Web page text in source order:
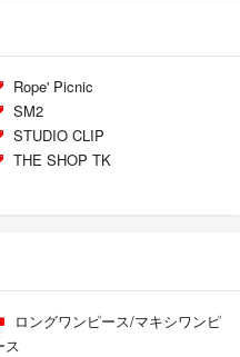
Rope' Picnic
SM2
STUDIO CLIP
THE SHOP TK
ロングワンピース/マキシワンピ
ス